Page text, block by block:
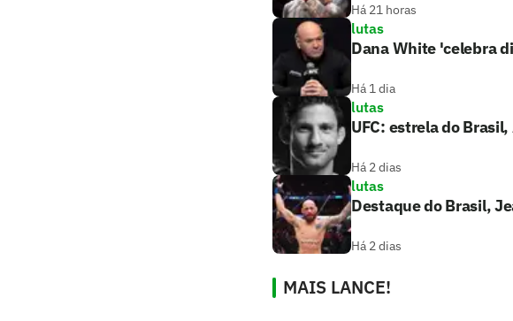
Há 21 horas
lutas
Dana White 'celebra
Há 1 dia
lutas
UFC: estrela do
Há 2 dias
lutas
Destaque do Brasil,
Há 2 dias
MAIS LANCE!